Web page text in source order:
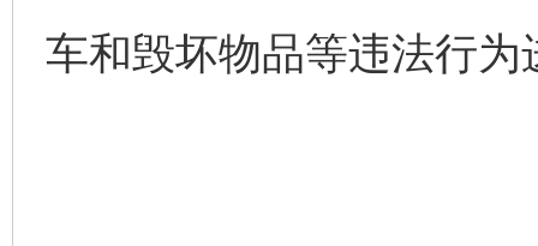
车和毁坏物品等违法行为